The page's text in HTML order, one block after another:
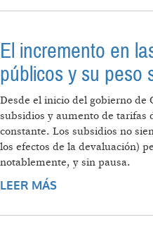
El incremento en
públicos y su peso
Desde el inicio del gobierno de
subsidios y aumento de tarifas
constante. Los subsidios no
los efectos de la devaluación)
notablemente, y sin pausa.
LEER MÁS
SALARIOS